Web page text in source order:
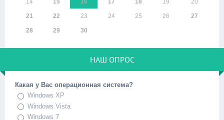
14 15 16 17 18 19 20
21 22 23 24 25 26 27
28 29 30
НАШ ОПРОС
Какая у Вас операционная система?
Windows XP
Windows Vista
Windows 7